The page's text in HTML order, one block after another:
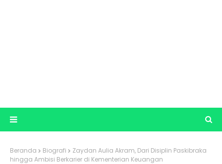
Beranda Biografi
Zaydan Aulia Akram, Dari Disiplin Paskibraka
hingga Ambisi Berkarier di Kementerian Keuangan